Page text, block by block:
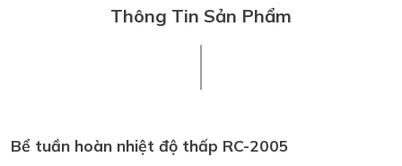
Thông Tin Sản Phẩm
Bể tuần hoàn nhiệt độ thấp RC-2005